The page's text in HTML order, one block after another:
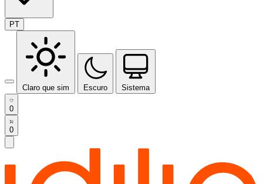
PT
Claro que sim Escuro Sistema
0
0